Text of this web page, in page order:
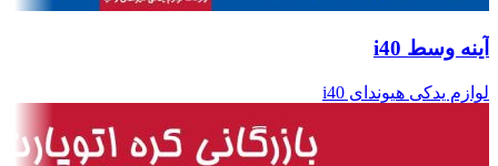
آینه وسط i40
لوازم یدکی هیوندای i40